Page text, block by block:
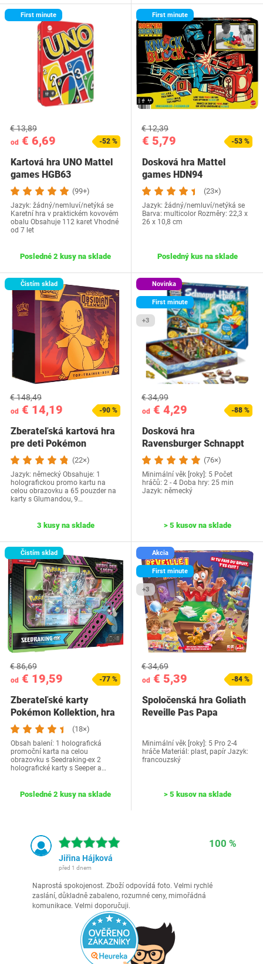
First minute
od € 6,69
€ 13,89
-52 %
Kartová hra UNO Mattel
games HGB63
(99+)
Jazyk: žádný/nemluví/netýká se
Karetní hra v praktickém kovovém
obalu Obsahuje 112 karet Vhodné
od 7 let
Posledné 2 kusy na sklade
First minute
€ 5,79
€ 12,39
-53 %
Dosková hra Mattel
games HDN94
(23×)
Jazyk: žádný/nemluví/netýká se
Barva: multicolor Rozměry: 22,3 x
26 x 10,8 cm
Posledný kus na sklade
Čistím sklad
od € 14,19
€ 148,49
-90 %
Zberateľská kartová hra
pre deti Pokémon
(22×)
Jazyk: německý Obsahuje: 1
holografickou promo kartu na
celou obrazovku a 65 pouzder na
karty s Glumandou, 9…
3 kusy na sklade
Novinka
First minute
+3
od € 4,29
€ 34,99
-88 %
Dosková hra
Ravensburger Schnappt
Hubi!
(76×)
Minimální věk [roky]: 5 Počet
hráčů: 2 - 4 Doba hry: 25 min
Jazyk: německý
> 5 kusov na sklade
Čistím sklad
od € 19,59
€ 86,69
-77 %
Zberateľské karty
Pokémon Kollektion, hra
(18×)
Obsah balení: 1 holografická
promoční karta na celou
obrazovku s Seedraking-ex 2
holografické karty s Seeper a…
Posledné 2 kusy na sklade
Akcia
First minute
+3
od € 5,39
€ 34,69
-84 %
Spoločenská hra Goliath
Reveille Pas Papa
Minimální věk [roky]: 5 Pro 2-4
hráče Materiál: plast, papír Jazyk:
francouzský
> 5 kusov na sklade
100 %
Jiřina Hájková
před 1 dnem
Naprostá spokojenost. Zboží odpovídá foto. Velmi rychlé
zaslání, důkladně zabaleno, rozumné ceny, mimořádná
komunikace. Velmi doporučuji.